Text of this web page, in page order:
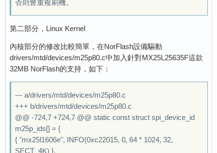
nor_page_cnt=12799
nor_page_cnt=13311
nor_page_cnt=13823
nor_page_cnt=14847
nor_page_cnt=15359
nor_page_cnt=15871
nor_page_cnt=16383
nor_page_cnt=16895
nor_page_cnt=17407
nor_page_cnt=17919
nor_page_cnt=18431
nor_page_cnt=18943
nor_page_cnt=19455
否則會重複刷機。
第二部分，Linux Kernel
內核部分的修改比較簡單，在NorFlash設備驅動
drivers/mtd/devices/m25p80.c中加入針對MX25L25635F這款
32MB NorFlash的支持，如下：
--- a/drivers/mtd/devices/m25p80.c
+++ b/drivers/mtd/devices/m25p80.c
@@ -724,7 +724,7 @@ static const struct spi_device_id
m25p_ids[] = {
{ "mx25l1606e", INFO(0xc22015, 0, 64 * 1024, 32,
SECT_4K) },